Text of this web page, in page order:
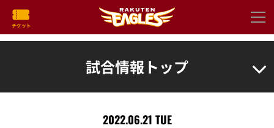
試合情報トップ
2022.06.21 TUE